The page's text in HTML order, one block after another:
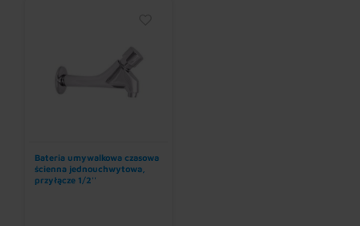
Bateria umywalkowa czasowa
ścienna jednouchwytowa,
przyłącze 1/2''